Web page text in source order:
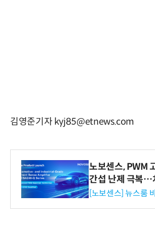
김영준기자 kyj85@etnews.com
노보센스, PWM
간섭 난제 극복…
류 감지 증폭기
[노보센스] 뉴스룸